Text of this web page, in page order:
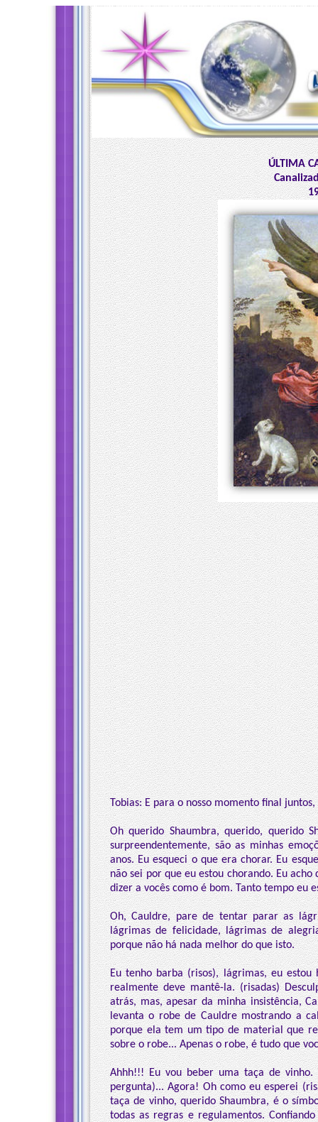
ÚLTIMA
Tobias: E para o nosso momento final juntos,
Oh querido Shaumbra, querido, querido
surpreendentemente, são as minhas
anos. Eu esqueci o que era chorar. Eu
não sei por que eu estou chorando. Eu
dizer a vocês como é bom. Tanto tempo eu
Oh, Cauldre, pare de tentar parar as
lágrimas de felicidade, lágrimas de
porque não há nada melhor do que isto.
Eu tenho barba (risos), lágrimas, eu estou
realmente deve mantê-la. (risadas)
atrás, mas, apesar da minha insistência,
levanta o robe de Cauldre mostrando a
porque ela tem um tipo de material que
sobre o robe... Apenas o robe, é tudo que
Ahhh!!! Eu vou beber uma taça de vinho.
pergunta)... Agora! Oh como eu esperei
taça de vinho, querido Shaumbra, é o
todas as regras e regulamentos.